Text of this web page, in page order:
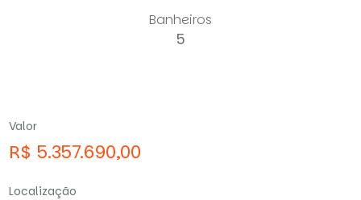
Banheiros
5
Valor
R$ 5.357.690,00
Localização